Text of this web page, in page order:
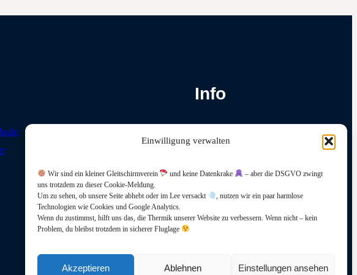
Einwilligung verwalten
Wir sind ein kleiner Gleitschirmverein und keine Datenkrake
– aber die DSGVO zwingt
uns trotzdem zu dieser Cookie-Meldung.
Um zu sehen, ob unsere Seite abhebt oder im Lee versackt
, nutzen wir ein paar harmlose
Technologien wie Cookies und Google Analytics.
Wenn du zustimmst, hilft uns das, die Thermik unserer Website zu verbessern. Wenn nicht – kein
Problem, du bleibst trotzdem in sicherer Fluglage
Akzeptieren Ablehnen Einstellungen ansehen
Info
Datenschutz